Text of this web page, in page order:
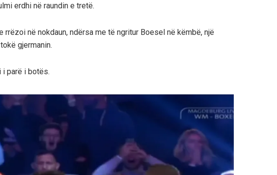
erdhi në raundin e tretë.
në nokdaun, ndërsa me të ngritur Boesel në këmbë, një
gjermanin.
i parë i botës.